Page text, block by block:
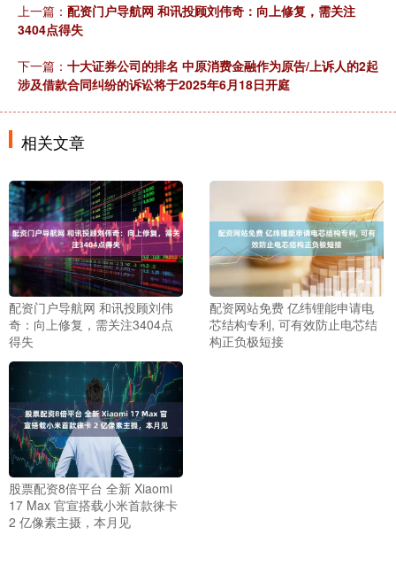
上一篇： 配资门户导航网 和讯投顾刘伟奇：向上修复，需关注
3404点得失
下一篇： 十大证券公司的排名 中原消费金融作为原告/上诉人的2起
涉及借款合同纠纷的诉讼将于2025年6月18日开庭
相关文章
配资门户导航网 和讯投顾刘伟
奇：向上修复，需关注3404点
得失
配资网站免费 亿纬锂能申请电
芯结构专利, 可有效防止电芯结
构正负极短接
股票配资8倍平台 全新 Xiaomi
17 Max 官宣搭载小米首款徕卡
2 亿像素主摄，本月见